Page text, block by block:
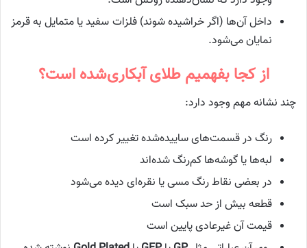
داخل آن‌ها (اگر خراشیده شوند) فلزات سفید یا متمایل به قرمز
نمایان می‌شود.
از کجا بفهمیم طلای آبکاری‌شده است؟
چند نشانه مهم وجود دارد:
رنگ در قسمت‌های ساییده‌شده تغییر کرده است
لبه‌ها یا گوشه‌ها کم‌رنگ شده‌اند
در بعضی نقاط رنگ مسی یا نقره‌ای دیده می‌شود
قطعه بیش از حد سبک است
قیمت آن غیرعادی پایین است